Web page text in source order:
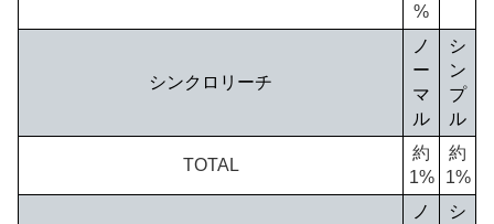
%
シンクロリーチ
ノ
ー
マ
ル
シ
ン
プ
ル
TOTAL
約
1%
約
1%
ノ
シ